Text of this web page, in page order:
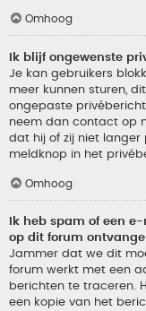
Omhoog
Ik blijf ongewenste
Je kan gebruikers
meer kunnen sturen,
ongepaste
neem dan contact op
dat hij of zij niet
meldknop in het
Omhoog
Ik heb spam of een
op dit forum
Jammer dat we dit
forum werkt met een
berichten te traceren.
een kopie van het